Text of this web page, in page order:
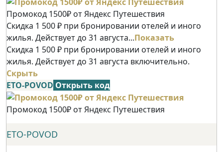
Промокод 1500₽ от Яндекс Путешествия
Скидка 1 500 ₽ при бронировании отелей и иного
жилья. Действует до 31 августа...Показать
Скидка 1 500 ₽ при бронировании отелей и иного
жилья. Действует до 31 августа включительно.
Скрыть
ETO-POVOD Открыть код
Промокод 1500₽ от Яндекс Путешествия
ETO-POVOD